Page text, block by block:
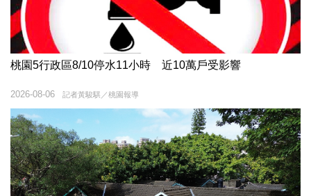
桃園5行政區8/10停水11小時 近10萬戶受影響
記者黃駿騏／桃園報導
2026-08-06